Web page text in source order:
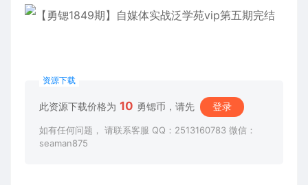
资源下载
此资源下载价格为 10 勇锶币，请先 登录
如有任何问题， 请联系客服 QQ：2513160783 微信：
seaman875